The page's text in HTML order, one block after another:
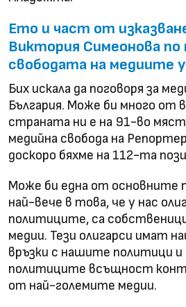
Ето и част от
Виктория Симеонова
свободата на медиите у
Бих искала да поговоря за
България. Може би много от
страната ни е на 91-во
медийна свобода на
доскоро бяхме на 112-та
Може би една от основните
най-вече в това, че у нас
политиците, са
медии. Тези олигарси имат
връзки с нашите политици и
политиците всъщност
от най-големите медии.